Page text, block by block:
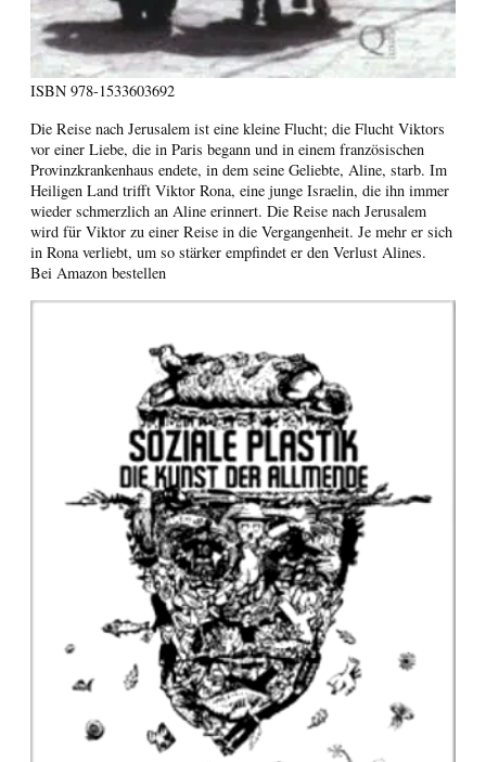
ISBN 978-1533603692
Die Reise nach Jerusalem ist eine kleine Flucht; die Flucht Viktors
vor einer Liebe, die in Paris begann und in einem französischen
Provinzkrankenhaus endete, in dem seine Geliebte, Aline, starb. Im
Heiligen Land trifft Viktor Rona, eine junge Israelin, die ihn immer
wieder schmerzlich an Aline erinnert. Die Reise nach Jerusalem
wird für Viktor zu einer Reise in die Vergangenheit. Je mehr er sich
in Rona verliebt, um so stärker empfindet er den Verlust Alines.
Bei Amazon bestellen